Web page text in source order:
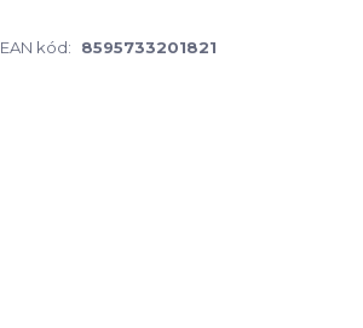
EAN kód: 8595733201821